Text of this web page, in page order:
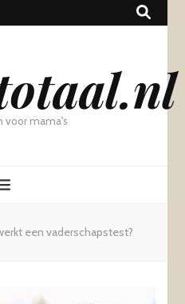
voor mama's
een vaderschapstest?